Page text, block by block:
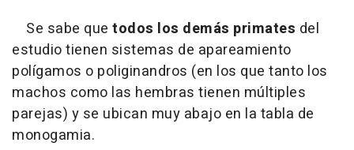
Se sabe que todos los demás primates del
estudio tienen sistemas de apareamiento
polígamos o poliginandros (en los que tanto los
machos como las hembras tienen múltiples
parejas) y se ubican muy abajo en la tabla de
monogamia.